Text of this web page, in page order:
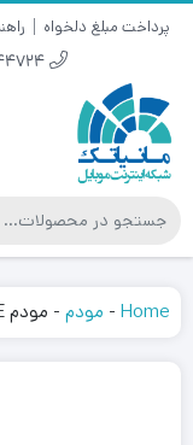
پرداخت مبلغ دلخواه
09153344724
Home
- مودم - مودم 4G/TD-LTE هوآوی مدل L01S Huawei